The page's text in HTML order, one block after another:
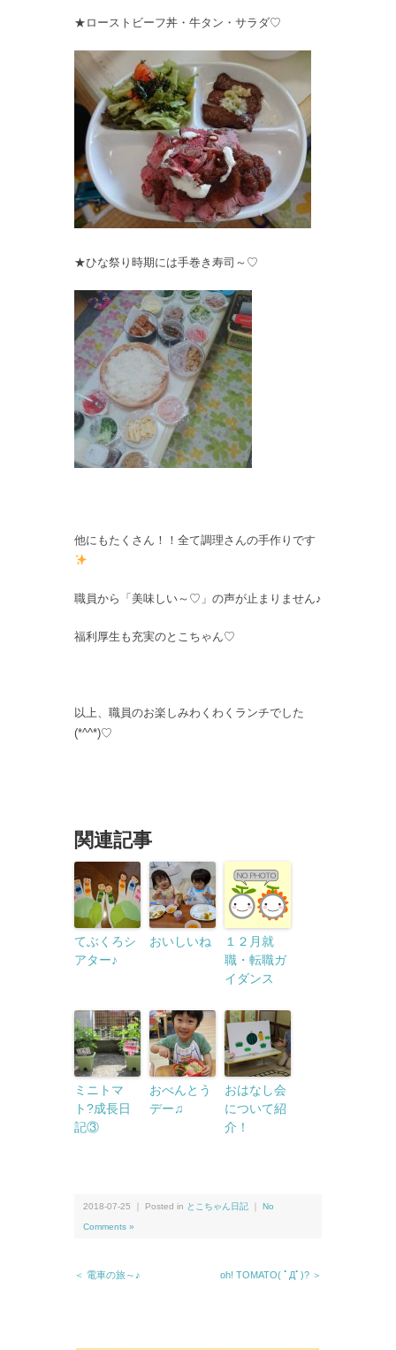
★ローストビーフ丼・牛タン・サラダ♡
★ひな祭り時期には手巻き寿司～♡
他にもたくさん！！全て調理さんの手作りです
職員から「美味しい～♡」の声が止まりません♪
福利厚生も充実のとこちゃん♡
以上、職員のお楽しみわくわくランチでした
(*^^*)♡
関連記事
てぶくろシ
アター♪
おいしいね
１２月就
職・転職ガ
イダンス
ミニトマ
ト?成長日
記③
おべんとう
デー♫
おはなし会
について紹
介！
2018-07-25 ｜ Posted in とこちゃん日記 No
Comments »
＜ 電車の旅～♪ oh! TOMATO( ﾟДﾟ)? ＞